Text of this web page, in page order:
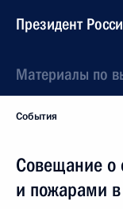
Президент
Материалы по
События
Совещание о
и пожарами в